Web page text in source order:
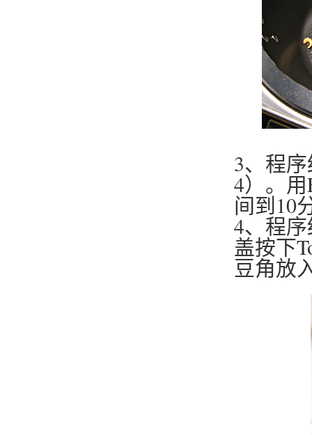
3、程
4）。
间到10
4、程
盖按下
豆角放